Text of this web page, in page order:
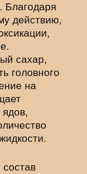
Благодаря
действию,
сахар,
головного
на
ядов,
состав